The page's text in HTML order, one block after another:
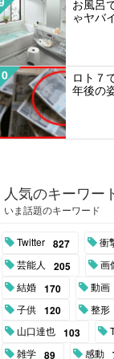
お風呂
ゃヤバ
ロト７
年後の
人気のキーワー
いま話題のキーワード
Twitter 827 衝
芸能人 205 画
結婚 170 動画
子供 120 整形
山口達也 103
雑学 89 感動